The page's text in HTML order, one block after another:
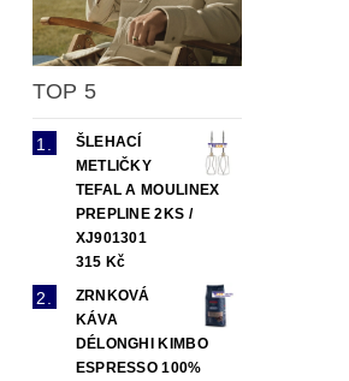
TOP 5
ŠLEHACÍ
METLIČKY
TEFAL A MOULINEX
PREPLINE 2KS /
XJ901301
315 Kč
ZRNKOVÁ
KÁVA
DÉLONGHI KIMBO
ESPRESSO 100%